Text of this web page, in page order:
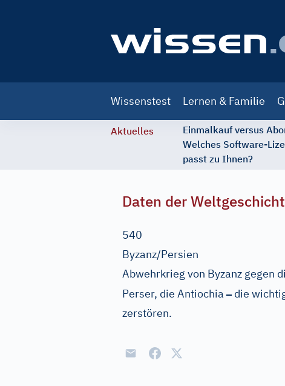
navigation
Wissenstest Lernen & Familie
Aktuelles
Einmalkauf versus
Welches Software-
passt zu Ihnen?
Daten der
540
Byzanz/Persien
Abwehrkrieg von Byzanz gegen
Perser, die Antiochia–die
zerstören.